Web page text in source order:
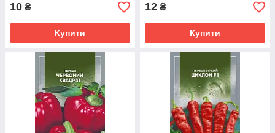
10 ₴
Купити
12 ₴
Купити